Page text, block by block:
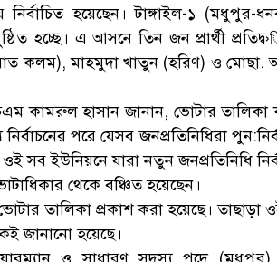
নির্বাচিত হয়েছেন। টাঙ্গাইল-১ (মধুপুর-
হচ্ছে। এ আসনে তিন জন প্রার্থী
কলম), মাহমুদা খাতুন (হরিণ) ও মোছা.
কামরুল হাসান জানান, ভোটার তালিকা
পরে যেসব জনপ্রতিনিধিরা
সব ইউনিয়নে যারা নতুন জনপ্রতিনিধি
থেকে বঞ্চিত হয়েছেন।
তালিকা প্রকাশ করা হয়েছে। তাছাড়া
জানানো হয়েছে।